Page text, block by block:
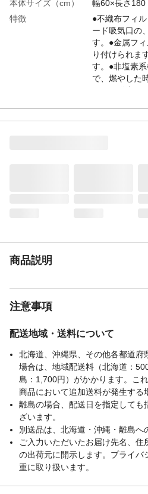
本体サイズ（cm）
幅60×長さ180
特徴
●不織布フィ
ード吸気口の
す。●金属フ
り付けられま
す。●非塩素
で、燃やした
商品仕様
●対応機種と
取り付け不可な換気
扇
深型、浅型兼
商品説明
注意事項
配送地域・送料について
北海道、沖縄県、その他各都道府
場合は、地域配送料（北海道：
島：1,700円）がかかります。こ
商品において追加送料が発生する
離島の場合、配送日を指定しても
ざいます。
別送品は、北海道・沖縄・離島へ
ご入力いただいたお届け先名、
の出荷元に開示します。プライバ
重に取り扱います。